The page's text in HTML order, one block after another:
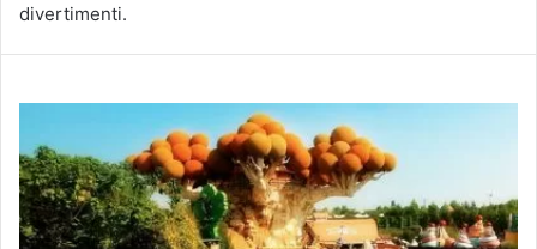
divertimenti.